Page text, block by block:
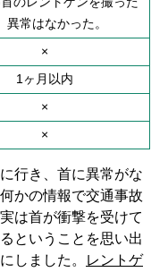
異常はなかった。
×
1ヶ月以内
×
×
行き、首に異常がな
かの情報で交通事故
は首が衝撃を受けて
ということを思い出
しました。
レントゲ